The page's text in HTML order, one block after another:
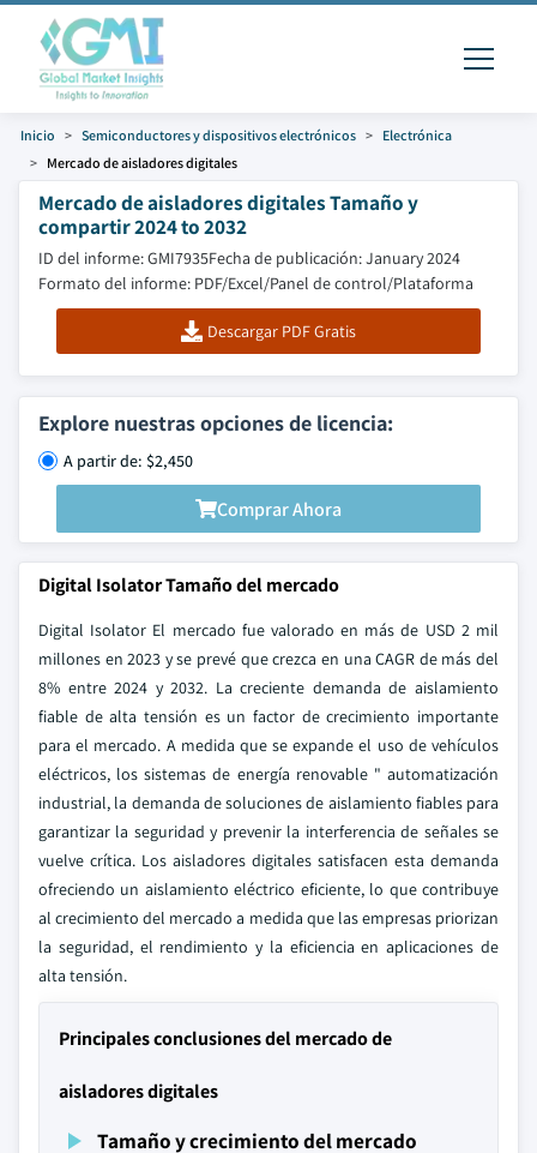
Inicio Semiconductores y dispositivos electrónicos
Electrónica
Mercado de aisladores digitales
Mercado de aisladores digitales Tamaño y
compartir 2024 to 2032
ID del informe: GMI7935Fecha de publicación: January 2024
Formato del informe: PDF/Excel/Panel de control/Plataforma
Descargar PDF Gratis
Explore nuestras opciones de licencia:
A partir de: $2,450
Comprar Ahora
Digital Isolator Tamaño del mercado
Digital Isolator El mercado fue valorado en más de USD 2 mil
millones en 2023 y se prevé que crezca en una CAGR de más del
8% entre 2024 y 2032. La creciente demanda de aislamiento
fiable de alta tensión es un factor de crecimiento importante
para el mercado. A medida que se expande el uso de vehículos
eléctricos, los sistemas de energía renovable " automatización
industrial, la demanda de soluciones de aislamiento fiables para
garantizar la seguridad y prevenir la interferencia de señales se
vuelve crítica. Los aisladores digitales satisfacen esta demanda
ofreciendo un aislamiento eléctrico eficiente, lo que contribuye
al crecimiento del mercado a medida que las empresas priorizan
la seguridad, el rendimiento y la eficiencia en aplicaciones de
alta tensión.
Principales conclusiones del mercado de
aisladores digitales
Tamaño y crecimiento del mercado